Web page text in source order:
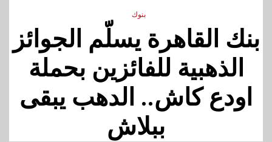
بنوك
بنك القاهرة يسلّم الجوائز
الذهبية للفائزين بحملة
اودع كاش.. الدهب يبقى
ببلاش